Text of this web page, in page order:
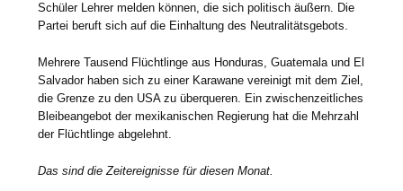
Schüler Lehrer melden können, die sich politisch äußern. Die
Partei beruft sich auf die Einhaltung des Neutralitätsgebots.
Mehrere Tausend Flüchtlinge aus Honduras, Guatemala und El
Salvador haben sich zu einer Karawane vereinigt mit dem Ziel,
die Grenze zu den USA zu überqueren. Ein zwischenzeitliches
Bleibeangebot der mexikanischen Regierung hat die Mehrzahl
der Flüchtlinge abgelehnt.
Das sind die Zeitereignisse für diesen Monat.